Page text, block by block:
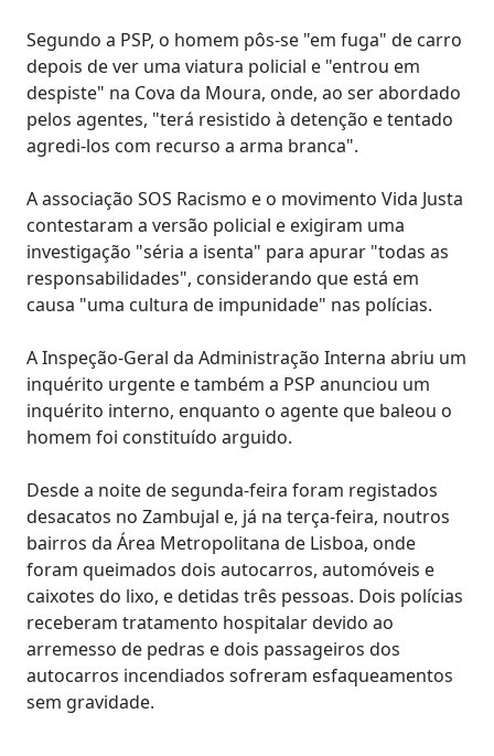
Segundo a PSP, o homem pôs-se "em fuga" de carro
depois de ver uma viatura policial e "entrou em
despiste" na Cova da Moura, onde, ao ser abordado
pelos agentes, "terá resistido à detenção e tentado
agredi-los com recurso a arma branca".
A associação SOS Racismo e o movimento Vida Justa
contestaram a versão policial e exigiram uma
investigação "séria a isenta" para apurar "todas as
responsabilidades", considerando que está em
causa "uma cultura de impunidade" nas polícias.
A Inspeção-Geral da Administração Interna abriu um
inquérito urgente e também a PSP anunciou um
inquérito interno, enquanto o agente que baleou o
homem foi constituído arguido.
Desde a noite de segunda-feira foram registados
desacatos no Zambujal e, já na terça-feira, noutros
bairros da Área Metropolitana de Lisboa, onde
foram queimados dois autocarros, automóveis e
caixotes do lixo, e detidas três pessoas. Dois polícias
receberam tratamento hospitalar devido ao
arremesso de pedras e dois passageiros dos
autocarros incendiados sofreram esfaqueamentos
sem gravidade.